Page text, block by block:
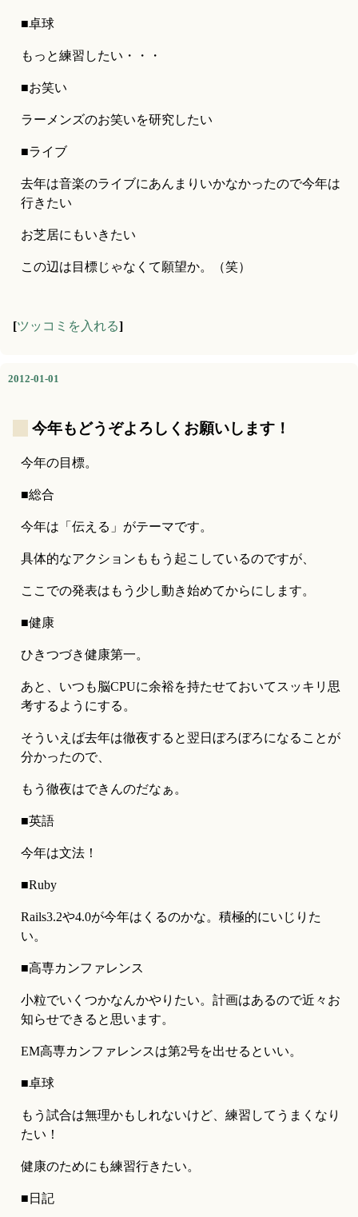
■卓球
もっと練習したい・・・
■お笑い
ラーメンズのお笑いを研究したい
■ライブ
去年は音楽のライブにあんまりいかなかったので今年は
行きたい
お芝居にもいきたい
この辺は目標じゃなくて願望か。（笑）
[ツッコミを入れる]
2012-01-01
今年もどうぞよろしくお願いします！
今年の目標。
■総合
今年は「伝える」がテーマです。
具体的なアクションももう起こしているのですが、
ここでの発表はもう少し動き始めてからにします。
■健康
ひきつづき健康第一。
あと、いつも脳CPUに余裕を持たせておいてスッキリ思
考するようにする。
そういえば去年は徹夜すると翌日ぼろぼろになることが
分かったので、
もう徹夜はできんのだなぁ。
■英語
今年は文法！
■Ruby
Rails3.2や4.0が今年はくるのかな。積極的にいじりた
い。
■高専カンファレンス
小粒でいくつかなんかやりたい。計画はあるので近々お
知らせできると思います。
EM高専カンファレンスは第2号を出せるといい。
■卓球
もう試合は無理かもしれないけど、練習してうまくなり
たい！
健康のためにも練習行きたい。
■日記